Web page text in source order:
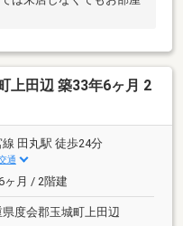
上田辺 築33年6ヶ月 2
田丸駅 徒歩24分
通
ヶ月 / 2階建
県度会郡玉城町上田辺